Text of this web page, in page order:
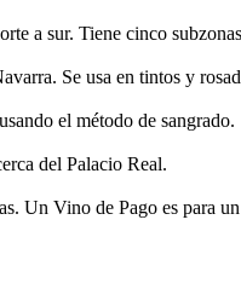
a sur. Tiene cinco
Se usa en tintos y
el método de sangrado.
del Palacio Real.
Un Vino de Pago es para